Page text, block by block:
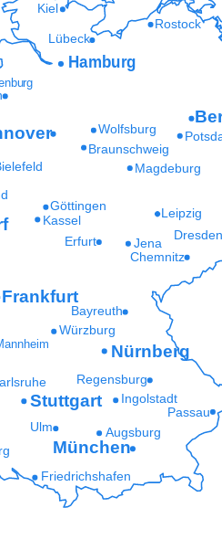
Friedrichshafen
Augsburg
Ulm
Passau
Ingolstadt
Regensburg
Würzburg
Bayreuth
Chemnitz
Erfurt Jena
Kassel
Göttingen
Magdeburg
Braunschweig
Wolfsburg
Lübeck
Rostock
Kiel
München
Stuttgart
Nürnberg
Frankfurt
Leipzig
Hamburg